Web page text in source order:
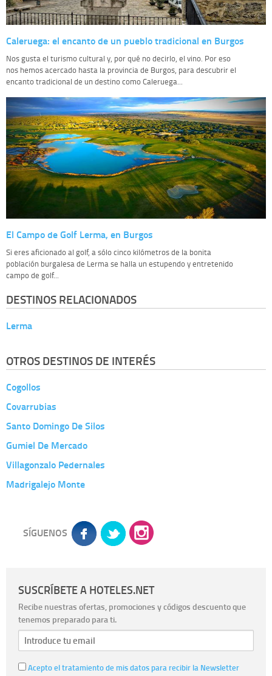
Caleruega: el encanto de un pueblo tradicional en Burgos
Nos gusta el turismo cultural y, por qué no decirlo, el vino. Por eso
nos hemos acercado hasta la provincia de Burgos, para descubrir el
encanto tradicional de un destino como Caleruega...
El Campo de Golf Lerma, en Burgos
Si eres aficionado al golf, a sólo cinco kilómetros de la bonita
población burgalesa de Lerma se halla un estupendo y entretenido
campo de golf...
DESTINOS RELACIONADOS
Lerma
OTROS DESTINOS DE INTERÉS
Cogollos
Covarrubias
Santo Domingo De Silos
Gumiel De Mercado
Villagonzalo Pedernales
Madrigalejo Monte
SÍGUENOS
SUSCRÍBETE A HOTELES.NET
Recibe nuestras ofertas, promociones y códigos descuento que
tenemos preparado para ti.
Acepto el tratamiento de mis datos para recibir la Newsletter